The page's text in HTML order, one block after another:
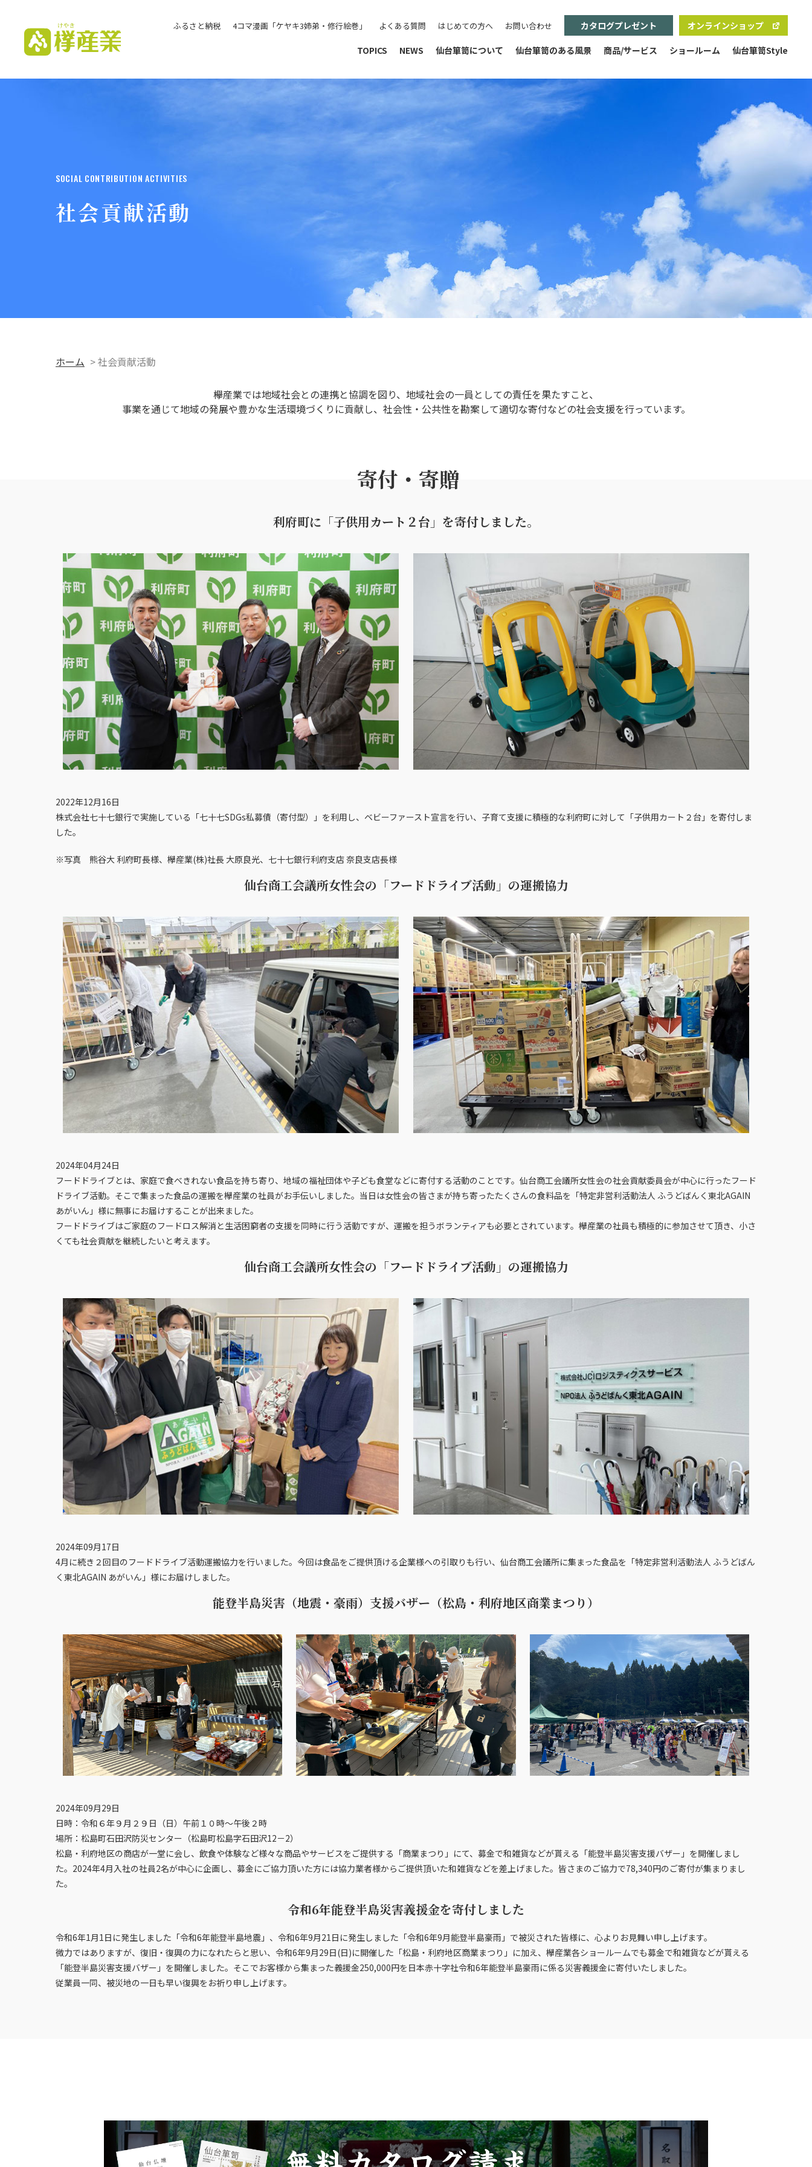
会社
ふるさと納税 4コマ漫画「ケヤキ3姉弟・修行絵巻」 よくある質問 はじめての方へ お問い合わせ
TOPICS NEWS 仙台箪笥について 仙台箪笥のある風景 商品/サービス ショールーム 仙台箪笥Style
カタログプレゼント オンラインショップ
SOCIAL CONTRIBUTION ACTIVITIES
社会貢献活動
ホーム >社会貢献活動
欅産業では地域社会との連携と協調を図り、地域社会の一員としての責任を果たすこと、
事業を通じて地域の発展や豊かな生活環境づくりに貢献し、社会性・公共性を勘案して適切な寄付などの社会支援を行っています。
寄付・寄贈
利府町に「子供用カート２台」を寄付しました。
2022年12月16日
株式会社七十七銀行で実施している「七十七SDGs私募債（寄付型）」を利用し、ベビーファースト宣言を行い、子育て支援に積極的な利府町に対して「子供用カート２台」を寄付しま
した。
※写真 熊谷大 利府町長様、欅産業(株)社長 大原良光、七十七銀行利府支店 奈良支店長様
仙台商工会議所女性会の「フードドライブ活動」の運搬協力
2024年04月24日
フードドライブとは、家庭で食べきれない食品を持ち寄り、地域の福祉団体や子ども食堂などに寄付する活動のことです。仙台商工会議所女性会の社会貢献委員会が中心に行ったフード
ドライブ活動。そこで集まった食品の運搬を欅産業の社員がお手伝いしました。当日は女性会の皆さまが持ち寄ったたくさんの食料品を「特定非営利活動法人 ふうどばんく東北AGAIN
あがいん」様に無事にお届けすることが出来ました。
フードドライブはご家庭のフードロス解消と生活困窮者の支援を同時に行う活動ですが、運搬を担うボランティアも必要とされています。欅産業の社員も積極的に参加させて頂き、小さ
くても社会貢献を継続したいと考えます。
仙台商工会議所女性会の「フードドライブ活動」の運搬協力
2024年09月17日
4月に続き２回目のフードドライブ活動運搬協力を行いました。今回は食品をご提供頂ける企業様への引取りも行い、仙台商工会議所に集まった食品を「特定非営利活動法人 ふうどばん
く東北AGAIN あがいん」様にお届けしました。
能登半島災害（地震・豪雨）支援バザー（松島・利府地区商業まつり）
2024年09月29日
日時：令和６年９月２９日（日）午前１０時～午後２時
場所：松島町石田沢防災センター（松島町松島字石田沢12－2）
松島・利府地区の商店が一堂に会し、飲食や体験など様々な商品やサービスをご提供する「商業まつり」にて、募金で和雑貨などが貰える「能登半島災害支援バザー」を開催しまし
た。2024年4月入社の社員2名が中心に企画し、募金にご協力頂いた方には協力業者様からご提供頂いた和雑貨などを差上げました。皆さまのご協力で78,340円のご寄付が集まりまし
た。
令和6年能登半島災害義援金を寄付しました
令和6年1月1日に発生しました「令和6年能登半島地震」、令和6年9月21日に発生しました「令和6年9月能登半島豪雨」で被災された皆様に、心よりお見舞い申し上げます。
微力ではありますが、復旧・復興の力になれたらと思い、令和6年9月29日(日)に開催した「松島・利府地区商業まつり」に加え、欅産業各ショールームでも募金で和雑貨などが貰える
「能登半島災害支援バザー」を開催しました。そこでお客様から集まった義援金250,000円を日本赤十字社令和6年能登半島豪雨に係る災害義援金に寄付いたしました。
従業員一同、被災地の一日も早い復興をお祈り申し上げます。